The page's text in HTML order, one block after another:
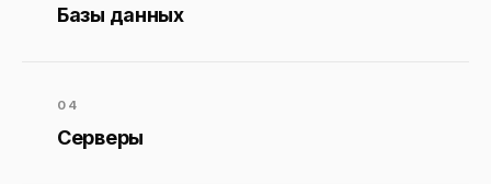
Базы данных
04
Серверы